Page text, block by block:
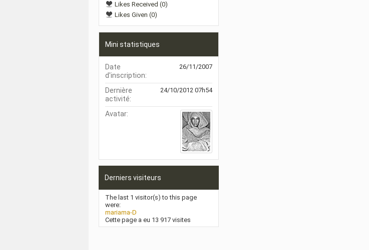
Likes Received (0)
Likes Given (0)
Mini statistiques
Date
d'inscription
26/11/2007
Dernière
activité
24/10/2012 07h54
Avatar
Derniers visiteurs
The last 1 visitor(s) to this page
were:
mariama-D
Cette page a eu 13 917 visites